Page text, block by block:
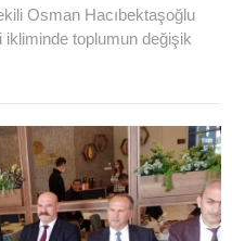
Osman Hacıbektaşoğlu
ikliminde toplumun değişik